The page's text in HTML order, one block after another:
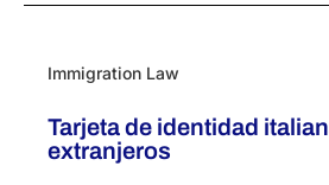
Immigration Law
Tarjeta de identidad
extranjeros